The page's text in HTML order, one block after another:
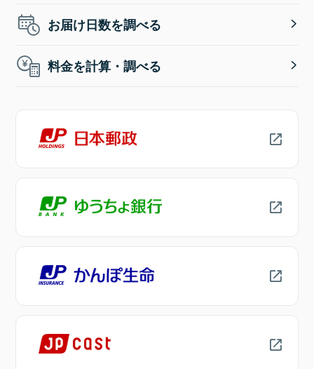
お届け日数を調べる
料金を計算・調べる